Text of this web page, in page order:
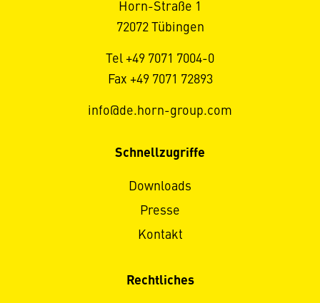
Horn-Straße 1
72072 Tübingen
Tel +49 7071 7004-0
Fax +49 7071 72893
info@de.horn-group.com
Schnellzugriffe
Downloads
Presse
Kontakt
Rechtliches